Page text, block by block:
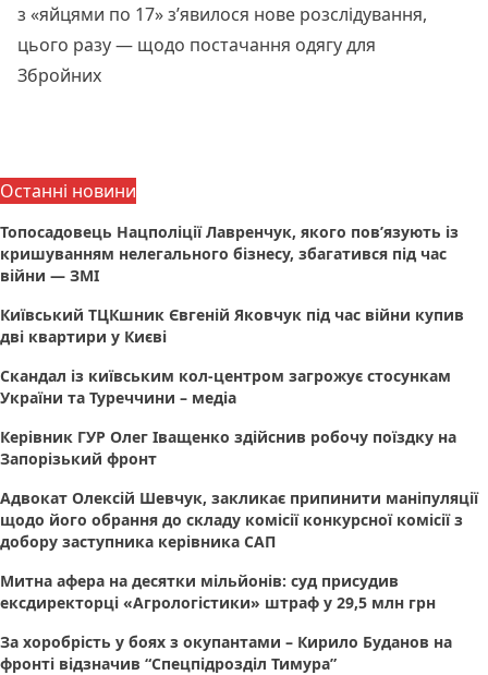
з «яйцями по 17» з’явилося нове розслідування,
цього разу — щодо постачання одягу для
Збройних
Останні новини
Топосадовець Нацполіції Лавренчук, якого пов’язують із
кришуванням нелегального бізнесу, збагатився під час
війни — ЗМІ
Київський ТЦКшник Євгеній Яковчук під час війни купив
дві квартири у Києві
Скандал із київським кол-центром загрожує стосункам
України та Туреччини – медіа
Керівник ГУР Олег Іващенко здійснив робочу поїздку на
Запорізький фронт
Адвокат Олексій Шевчук, закликає припинити маніпуляції
щодо його обрання до складу комісії конкурсної комісії з
добору заступника керівника САП
Митна афера на десятки мільйонів: суд присудив
ексдиректорці «Агрологістики» штраф у 29,5 млн грн
За хоробрість у боях з окупантами – Кирило Буданов на
фронті відзначив “Спецпідрозділ Тимура”